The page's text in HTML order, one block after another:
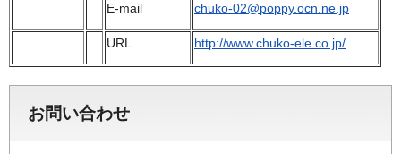
E-mail chuko-02@poppy.ocn.ne.jp
URL http://www.chuko-ele.co.jp/
お問い合わせ